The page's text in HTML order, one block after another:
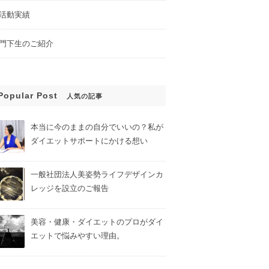
動実績
下生のご紹介
Post 人気の記事
本当に今のままの自分でいいの？私が
ダイエットサポートにかける想い
一般社団法人美姿勢ライフデザインカ
レッジを設立のご報告
美容・健康・ダイエットのプロがダイ
エットで悩みやすい理由。